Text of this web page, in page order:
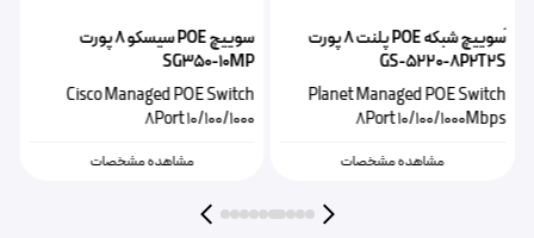
ًسوییچ شبکه POE پلنت ۸ پورت
GS-5220-8P2T2S
Planet Managed POE Switch
8Port 10/100/1000Mbps
مشاهده مشخصات
سوییچ POE سیسکو ۸ پورت
SG350-10MP
Cisco Managed POE Switch
8Port 10/100/1000
مشاهده مشخصات